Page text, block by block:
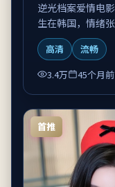
逆光档案爱情电
生在韩国，情绪
高清
流畅
3.4万
45个月前
首推